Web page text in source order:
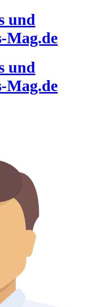
und
Mag.de
und
Mag.de